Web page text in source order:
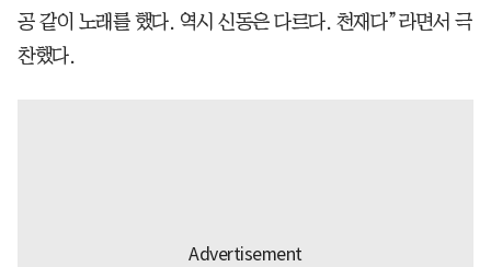
공 같이 노래를 했다. 역시 신동은 다르다. 천재다”라면서 극
찬했다.